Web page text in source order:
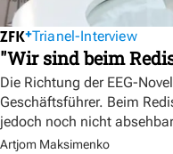
Trianel-Interview
"Wir sind beim
Die Richtung der EEG-
Geschäftsführer. Beim
jedoch noch nicht
Artjom Maksimenko